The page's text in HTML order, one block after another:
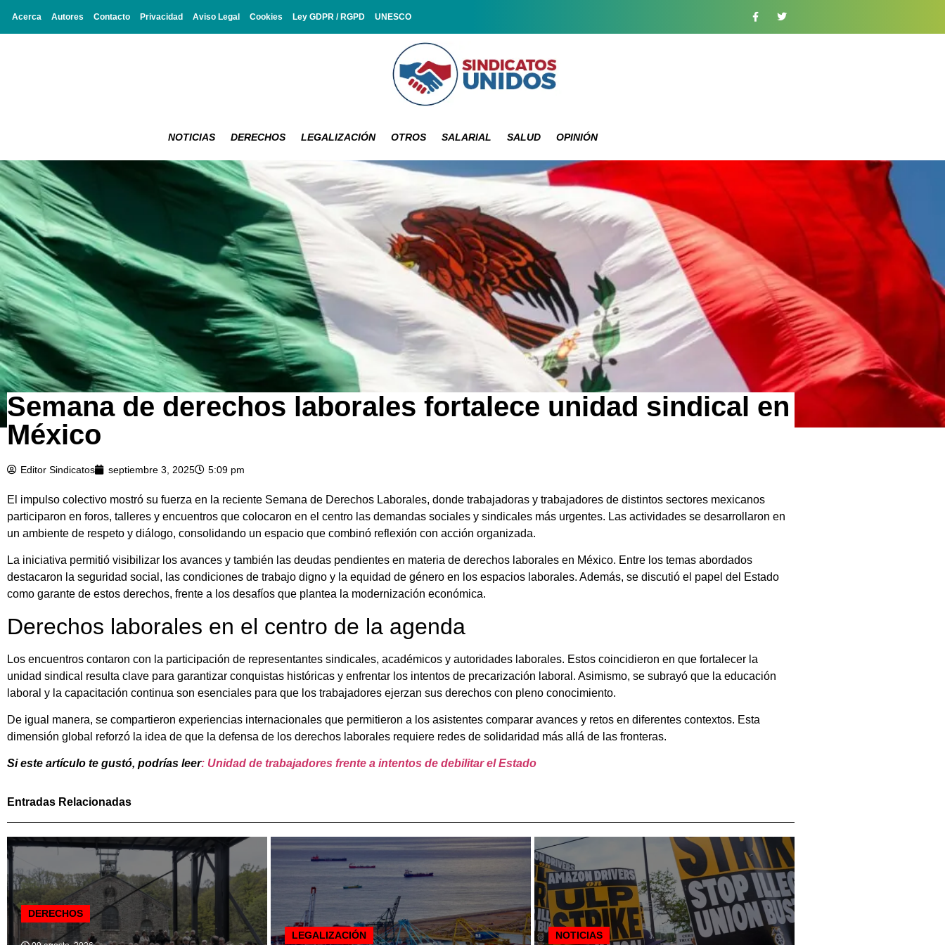
Acerca Autores Contacto Privacidad Aviso Legal Cookies Ley GDPR / RGPD UNESCO
NOTICIAS DERECHOS LEGALIZACIÓN OTROS SALARIAL SALUD OPINIÓN
Semana de derechos laborales fortalece unidad sindical en
México
Editor Sindicatos septiembre 3, 2025 5:09 pm
El impulso colectivo mostró su fuerza en la reciente Semana de Derechos Laborales, donde trabajadoras y trabajadores de distintos sectores mexicanos
participaron en foros, talleres y encuentros que colocaron en el centro las demandas sociales y sindicales más urgentes. Las actividades se desarrollaron en
un ambiente de respeto y diálogo, consolidando un espacio que combinó reflexión con acción organizada.
La iniciativa permitió visibilizar los avances y también las deudas pendientes en materia de derechos laborales en México. Entre los temas abordados
destacaron la seguridad social, las condiciones de trabajo digno y la equidad de género en los espacios laborales. Además, se discutió el papel del Estado
como garante de estos derechos, frente a los desafíos que plantea la modernización económica.
Derechos laborales en el centro de la agenda
Los encuentros contaron con la participación de representantes sindicales, académicos y autoridades laborales. Estos coincidieron en que fortalecer la
unidad sindical resulta clave para garantizar conquistas históricas y enfrentar los intentos de precarización laboral. Asimismo, se subrayó que la educación
laboral y la capacitación continua son esenciales para que los trabajadores ejerzan sus derechos con pleno conocimiento.
De igual manera, se compartieron experiencias internacionales que permitieron a los asistentes comparar avances y retos en diferentes contextos. Esta
dimensión global reforzó la idea de que la defensa de los derechos laborales requiere redes de solidaridad más allá de las fronteras.
Si este artículo te gustó, podrías leer: Unidad de trabajadores frente a intentos de debilitar el Estado
Entradas Relacionadas
DERECHOS
LEGALIZACIÓN NOTICIAS